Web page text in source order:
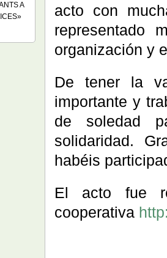
acto con
representado
organización y
De tener la
importante y
de soledad
solidaridad.
habéis
El acto fue
cooperativa
A